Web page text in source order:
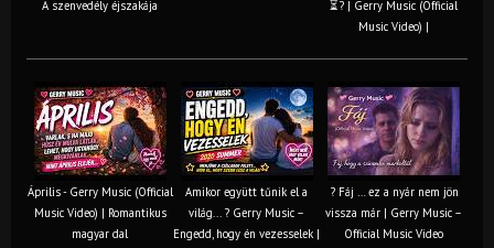
A szenvedély éjszakája
⏳? | Gerry Music (Official
Music Video) |
Április - Gerry Music (Official
Music Video) | Romantikus
magyar dal
Amikor együtt tűnik el a
világ... ? Gerry Music –
Engedd, hogy én vezesselek |
? Fáj … ez a nyár nem jön
vissza már | Gerry Music –
Official Music Video